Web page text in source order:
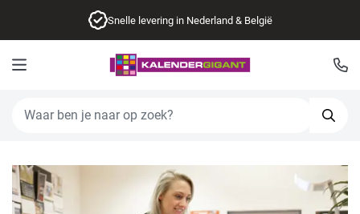
Kalendergigant
Snelle levering in Nederland & België